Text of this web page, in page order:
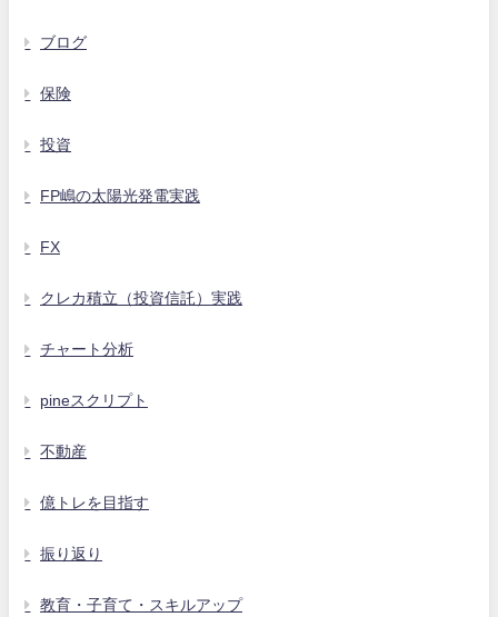
ブログ
保険
投資
FP嶋の太陽光発電実践
FX
クレカ積立（投資信託）実践
チャート分析
pineスクリプト
不動産
億トレを目指す
振り返り
教育・子育て・スキルアップ